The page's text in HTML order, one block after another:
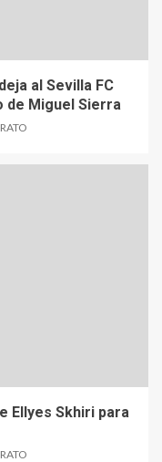
al Sevilla FC
de Miguel Sierra
Ellyes Skhiri para